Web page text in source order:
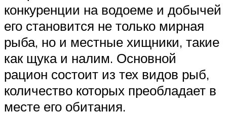
конкуренции на водоеме и добычей
его становится не только мирная
рыба, но и местные хищники, такие
как щука и налим. Основной
рацион состоит из тех видов рыб,
количество которых преобладает в
месте его обитания.